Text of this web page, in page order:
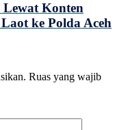
Konten
ke Polda Aceh
Ruas yang wajib